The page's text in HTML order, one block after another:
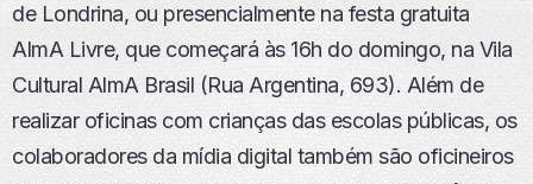
de Londrina, ou presencialmente na festa gratuita
AlmA Livre, que começará às 16h do domingo, na Vila
Cultural AlmA Brasil (Rua Argentina, 693). Além de
realizar oficinas com crianças das escolas públicas, os
colaboradores da mídia digital também são oficineiros